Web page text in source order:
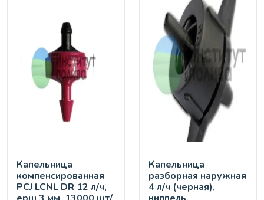
Капельница
компенсированная
PCJ LCNL DR 12 л/ч,
Капельница
разборная наружная
4 л/ч (черная),